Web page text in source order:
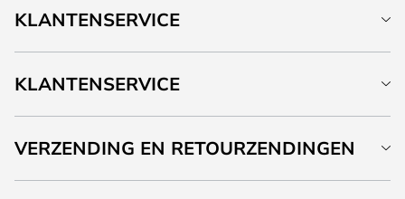
KLANTENSERVICE
KLANTENSERVICE
VERZENDING EN RETOURZENDINGEN